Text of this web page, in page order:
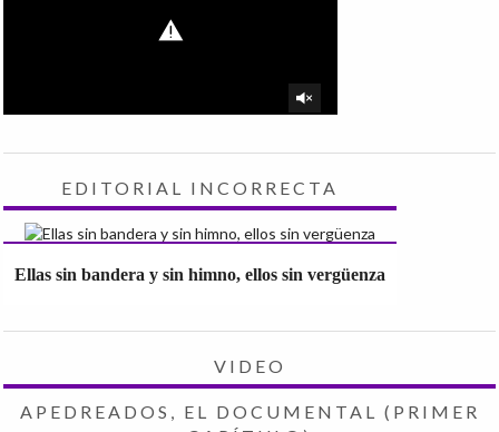
EDITORIAL INCORRECTA
Ellas sin bandera y sin himno, ellos sin vergüenza
VIDEO
APEDREADOS, EL DOCUMENTAL (PRIMER